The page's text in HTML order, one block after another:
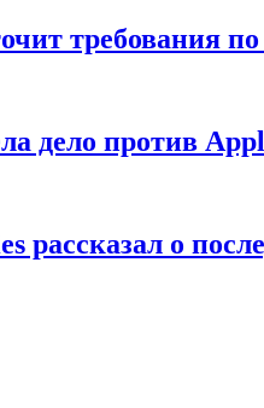
требования
дело против
рассказал о